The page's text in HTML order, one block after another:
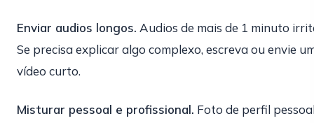
Enviar audios longos. Audios de mais de 1 minuto
Se precisa explicar algo complexo, escreva ou envie
vídeo curto.
Misturar pessoal e profissional. Foto de perfil